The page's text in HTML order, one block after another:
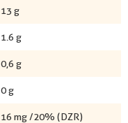
13 g
1.6 g
0,6 g
0 g
16 mg /20% (DZR)